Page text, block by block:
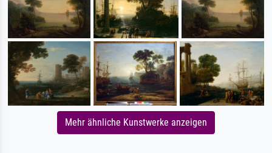
Mehr ähnliche Kunstwerke anzeigen